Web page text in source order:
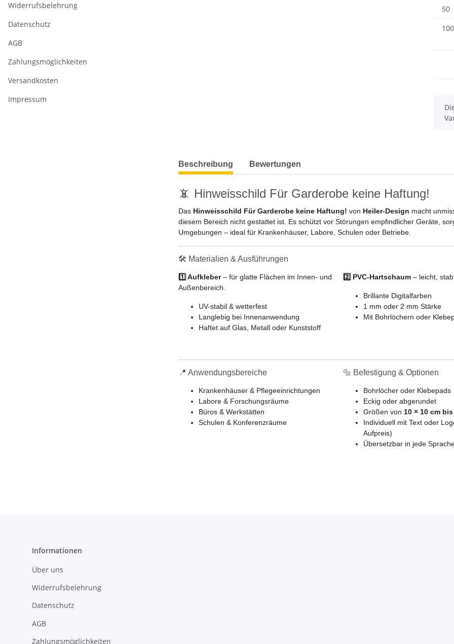
50
100
x
weitere Registerkarten anzeigen
Beschreibung Bewertungen
📵 Hinweisschild Für Garderobe keine Haftung!
Das Hinweisschild Für Garderobe keine Haftung! von Heiler-Design macht
diesem Bereich nicht gestattet ist. Es schützt vor Störungen empfindlicher Geräte,
Umgebungen – ideal für Krankenhäuser, Labore, Schulen oder Betriebe.
🛠️ Materialien & Ausführungen
1️⃣ Aufkleber– für glatte Flächen im Innen- und
Außenbereich.
UV-stabil & wetterfest
Langlebig bei Innenanwendung
Haftet auf Glas, Metall oder Kunststoff
2️⃣ PVC-Hartschaum – leicht,
Brillante Digitalfarben
1 mm oder 2 mm Stärke
Mit Bohrlöchern oder
📍 Anwendungsbereiche
Krankenhäuser & Pflegeeinrichtungen
Labore & Forschungsräume
Büros & Werkstätten
Schulen & Konferenzräume
🔩 Befestigung & Optionen
Bohrlöcher oder Klebepads
Eckig oder abgerundet
Größen von 10 × 10 cm
Individuell mit Text oder
Aufpreis)
Übersetzbar in jede
Widerrufsbelehrung
Datenschutz
AGB
Zahlungsmöglichkeiten
Versandkosten
Impressum
Informationen
Über uns
Widerrufsbelehrung
Datenschutz
AGB
Zahlungsmöglichkeiten